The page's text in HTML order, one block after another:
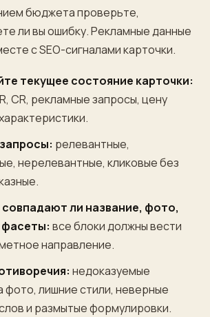
бюджета проверьте,
ли вы ошибку. Рекламные данные
с SEO-сигналами карточки.
текущее состояние карточки:
CR, рекламные запросы, цену
релевантные,
нерелевантные, кликовые без
ли название, фото,
фасеты: все блоки должны вести
направление.
недоказуемые
фото, лишние стили, неверные
и размытые формулировки.